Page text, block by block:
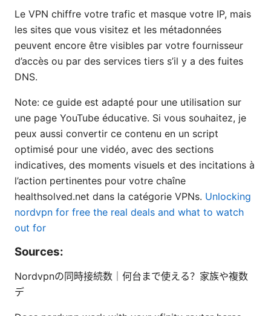
Le VPN chiffre votre trafic et masque votre IP, mais
les sites que vous visitez et les métadonnées
peuvent encore être visibles par votre fournisseur
d’accès ou par des services tiers s’il y a des fuites
DNS.
Note: ce guide est adapté pour une utilisation sur
une page YouTube éducative. Si vous souhaitez, je
peux aussi convertir ce contenu en un script
optimisé pour une vidéo, avec des sections
indicatives, des moments visuels et des incitations à
l’action pertinentes pour votre chaîne
healthsolved.net dans la catégorie VPNs. Unlocking
nordvpn for free the real deals and what to watch
out for
Sources:
Nordvpnの同時接続数｜何台まで使える？家族や複数
デ